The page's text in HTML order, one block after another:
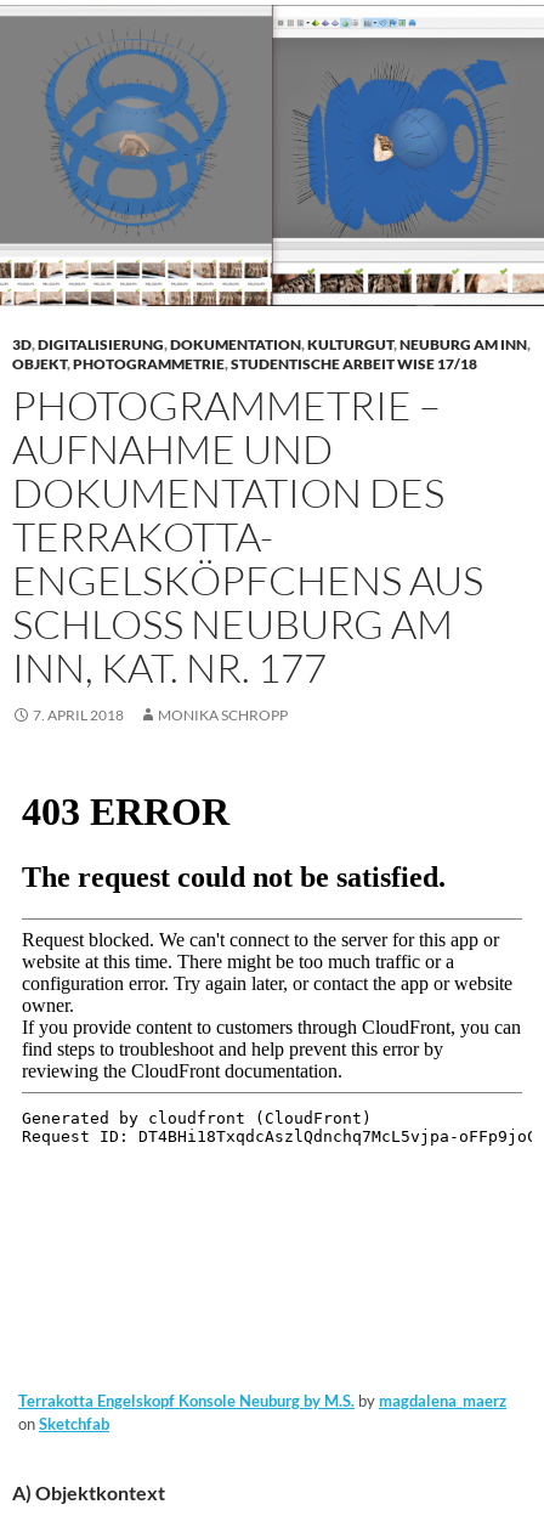
3D,DIGITALISIERUNG,DOKUMENTATION,KULTURGUT,NEUBURG AM INN,
OBJEKT,PHOTOGRAMMETRIE,STUDENTISCHE ARBEIT WISE 17/18
PHOTOGRAMMETRIE –
AUFNAHME UND
DOKUMENTATION DES
TERRAKOTTA-
ENGELSKÖPFCHENS AUS
SCHLOSS NEUBURG AM
INN, KAT. NR. 177
7. APRIL 2018 MONIKA SCHROPP
Terrakotta Engelskopf Konsole Neuburg by M.S. bymagdalena_maerz
onSketchfab
A) Objektkontext